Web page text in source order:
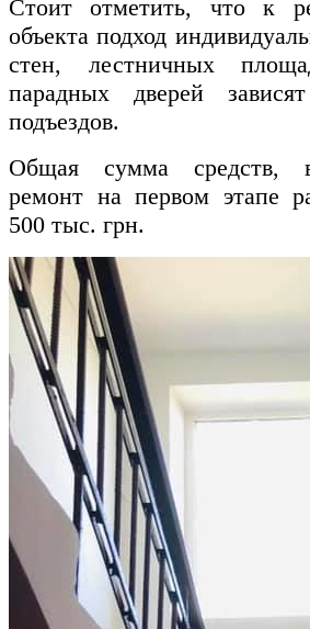
Стоит отметить, что к
объекта подход
стен, лестничных
парадных дверей
подъездов.
Общая сумма средств,
ремонт на первом этапе
500 тыс. грн.